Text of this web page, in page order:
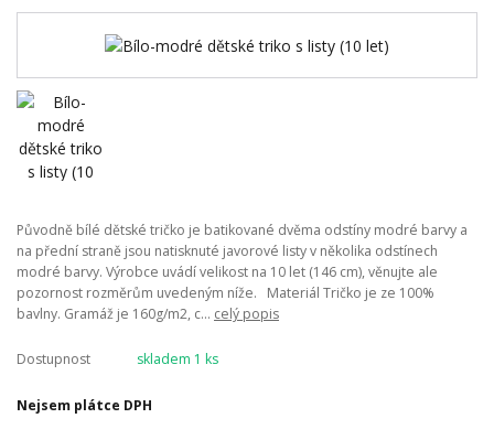
Původně bílé dětské tričko je batikované dvěma odstíny modré barvy a
na přední straně jsou natisknuté javorové listy v několika odstínech
modré barvy. Výrobce uvádí velikost na 10 let (146 cm), věnujte ale
pozornost rozměrům uvedeným níže. Materiál Tričko je ze 100%
bavlny. Gramáž je 160g/m2, c... celý popis
Dostupnost skladem 1 ks
Nejsem plátce DPH